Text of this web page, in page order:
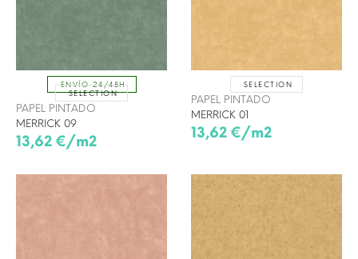
ENVÍO 24/48H
SELECTION
PAPEL PINTADO
MERRICK 09
13,62 €/m2
SELECTION
PAPEL PINTADO
MERRICK 01
13,62 €/m2